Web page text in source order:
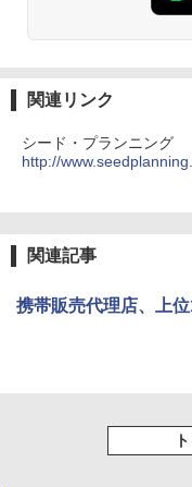
関連リンク
シード・プランニング
http://
関連記事
携帯販売代理店、上